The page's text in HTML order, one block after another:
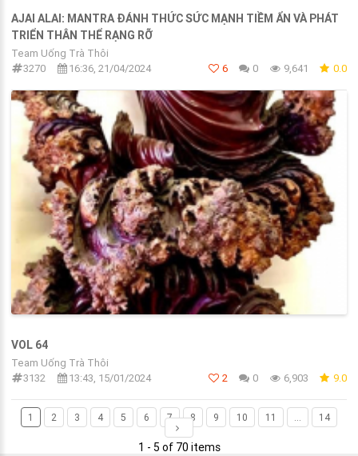
AJAI ALAI: MANTRA ĐÁNH THỨC SỨC MẠNH TIỀM ẨN VÀ PHÁT
TRIỂN THÂN THỂ RẠNG RỠ
Team Uống Trà Thôi
3270
16:36, 21/04/2024 6 0 9,641 0.0
VOL 64
Team Uống Trà Thôi
3132
13:43, 15/01/2024 2 0 6,903 9.0
1 2 3 4 5 6 7 8 9 10 11 14
1 - 5 of 70 items